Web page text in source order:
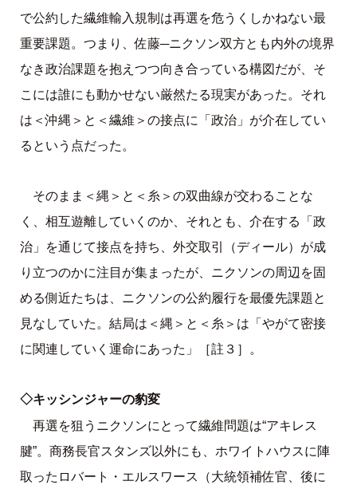
で公約した繊維輸入規制は再選を危うくしかねない最
重要課題。つまり、佐藤─ニクソン双方とも内外の境界
なき政治課題を抱えつつ向き合っている構図だが、そ
こには誰にも動かせない厳然たる現実があった。それ
は＜沖縄＞と＜繊維＞の接点に「政治」が介在してい
るという点だった。
そのまま＜縄＞と＜糸＞の双曲線が交わることな
く、相互遊離していくのか、それとも、介在する「政
治」を通じて接点を持ち、外交取引（ディール）が成
り立つのかに注目が集まったが、ニクソンの周辺を固
める側近たちは、ニクソンの公約履行を最優先課題と
見なしていた。結局は＜縄＞と＜糸＞は「やがて密接
に関連していく運命にあった」［註３］。
◇キッシンジャーの豹変
再選を狙うニクソンにとって繊維問題は“アキレス
腱”。商務長官スタンズ以外にも、ホワイトハウスに陣
取ったロバート・エルスワース（大統領補佐官、後に